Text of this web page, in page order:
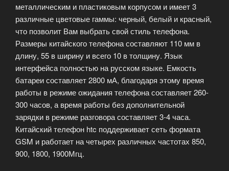
металлическим и пластиковым корпусом и имеет 3
различные цветовые гаммы: черный, белый и красный,
что позволит Вам выбрать свой стиль телефона.
Размеры китайского телефона составляют 110 мм в
длину, 55 в ширину и всего 10 в толщину. Язык
интерфейса полностью на русском языке. Емкость
батареи составляет 2800 мА, благодаря этому время
работы в режиме ожидания телефона составляет 260-
300 часов, а время работы без дополнительной
зарядки в режиме разговора составляет 3-4 часа.
Китайский телефон htc поддерживает сеть формата
GSM и работает на четырех различных частотах 850,
900, 1800, 1900Мгц.